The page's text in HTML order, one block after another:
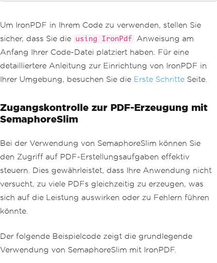
Um IronPDF in Ihrem Code zu verwenden, stellen Sie
sicher, dass Sie die
using IronPdf
Anweisung am
Anfang Ihrer Code-Datei platziert haben. Für eine
detailliertere Anleitung zur Einrichtung von IronPDF in
Ihrer Umgebung, besuchen Sie die Erste Schritte Seite.
Zugangskontrolle zur PDF-Erzeugung mit
SemaphoreSlim
Bei der Verwendung von SemaphoreSlim können Sie
den Zugriff auf PDF-Erstellungsaufgaben effektiv
steuern. Dies gewährleistet, dass Ihre Anwendung nicht
versucht, zu viele PDFs gleichzeitig zu erzeugen, was
sich auf die Leistung auswirken oder zu Fehlern führen
könnte.
Der folgende Beispielcode zeigt die grundlegende
Verwendung von SemaphoreSlim mit IronPDF.